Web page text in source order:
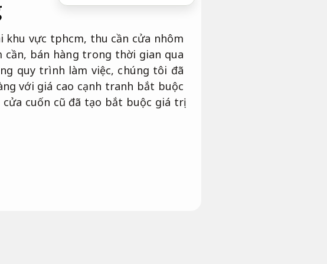
khu vực tphcm, thu cần cửa nhôm
cần, bán hàng trong thời gian qua
quy trình làm việc, chúng tôi đã
với giá cao cạnh tranh bắt buộc
cuốn cũ đã tạo bắt buộc giá trị